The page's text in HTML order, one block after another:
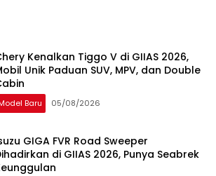
Kenalkan Tiggo V di GIIAS 2026,
Unik Paduan SUV, MPV, dan Double
Baru 05/08/2026
GIGA FVR Road Sweeper
di GIIAS 2026, Punya Seabrek